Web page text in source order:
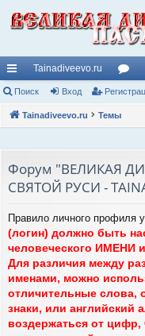
с
ы
и
Tainadiveevo.ru
ор
ум
Поиск Вход
Tainadiveevo.ru Темы
Форум "ВЕЛИКАЯ
СВЯТОЙ РУСИ -
Правило личного профиля
(логин) должно быть
человеческого
Для различия между
именами, можно
отличительные слова,
знаки, или английский
воздержаться от цифр,